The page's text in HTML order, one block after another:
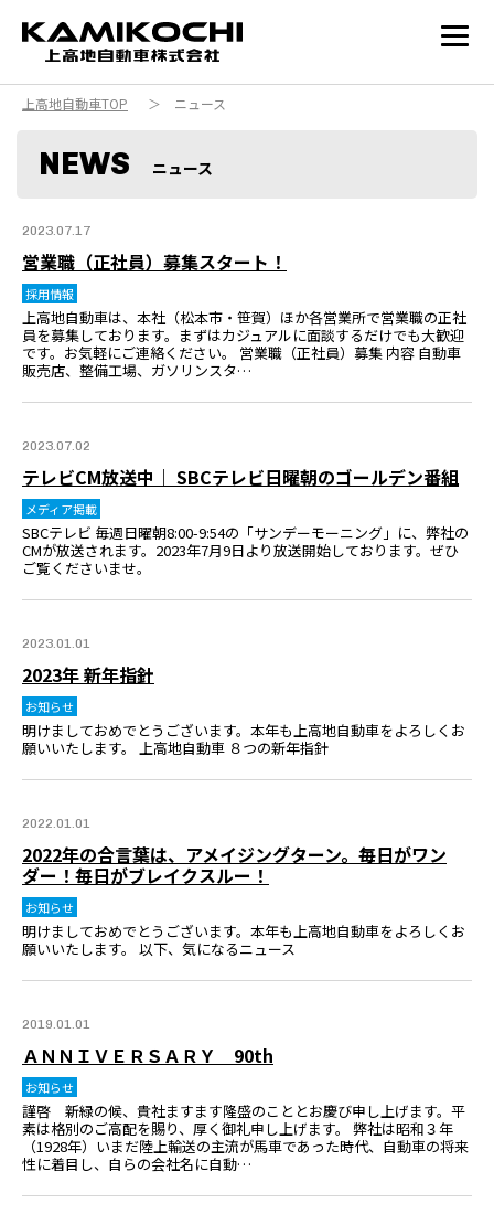
上高地自動車TOP ＞ ニュース
NEWS ニュース
2023.07.17
営業職（正社員）募集スタート！
採用情報
上高地自動車は、本社（松本市・笹賀）ほか各営業所で営業職の正社
員を募集しております。まずはカジュアルに面談するだけでも大歓迎
です。お気軽にご連絡ください。 営業職（正社員）募集 内容 自動車
販売店、整備工場、ガソリンスタ…
2023.07.02
テレビCM放送中｜ SBCテレビ日曜朝のゴールデン番組
メディア掲載
SBCテレビ 毎週日曜朝8:00-9:54の「サンデーモーニング」に、弊社の
CMが放送されます。2023年7月9日より放送開始しております。ぜひ
ご覧くださいませ。
2023.01.01
2023年 新年指針
お知らせ
明けましておめでとうございます。本年も上高地自動車をよろしくお
願いいたします。 上高地自動車 ８つの新年指針
2022.01.01
2022年の合言葉は、アメイジングターン。毎日がワン
ダー！毎日がブレイクスルー！
お知らせ
明けましておめでとうございます。本年も上高地自動車をよろしくお
願いいたします。 以下、気になるニュース
2019.01.01
ＡＮＮＩＶＥＲＳＡＲＹ 90th
お知らせ
謹啓 新緑の候、貴社ますます隆盛のこととお慶び申し上げます。平
素は格別のご高配を賜り、厚く御礼申し上げます。 弊社は昭和３年
（1928年）いまだ陸上輸送の主流が馬車であった時代、自動車の将来
性に着目し、自らの会社名に自動…